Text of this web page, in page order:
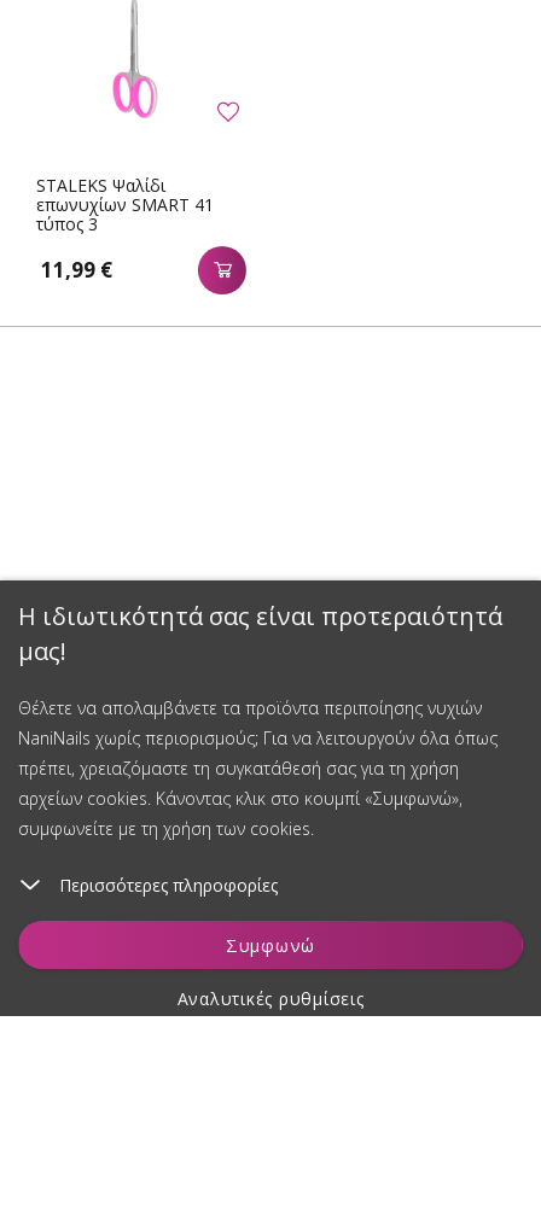
Η ιδιωτικότητά σας είναι προτεραιότητά
μας!
Θέλετε να απολαμβάνετε τα προϊόντα περιποίησης νυχιών
NaniNails χωρίς περιορισμούς; Για να λειτουργούν όλα όπως
πρέπει, χρειαζόμαστε τη συγκατάθεσή σας για τη χρήση
αρχείων cookies. Κάνοντας κλικ στο κουμπί «Συμφωνώ»,
συμφωνείτε με τη χρήση των cookies.
Περισσότερες πληροφορίες
Συμφωνώ
Αναλυτικές ρυθμίσεις
STALEKS Ψαλίδι
επωνυχίων SMART 41
τύπος 3
11,99 €